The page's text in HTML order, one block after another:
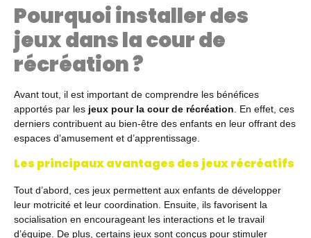
Pourquoi installer des
jeux dans la cour de
récréation ?
Avant tout, il est important de comprendre les bénéfices
apportés par les jeux pour la cour de récréation . En effet, ces
derniers contribuent au bien-être des enfants en leur offrant des
espaces d’amusement et d’apprentissage.
Les principaux avantages des jeux récréatifs
Tout d’abord, ces jeux permettent aux enfants de développer
leur motricité et leur coordination. Ensuite, ils favorisent la
socialisation en encourageant les interactions et le travail
d’équipe. De plus, certains jeux sont conçus pour stimuler